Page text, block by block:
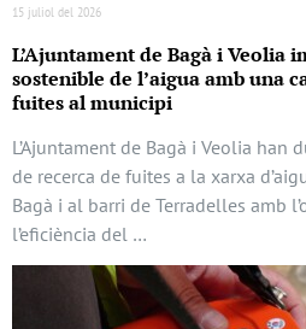
15 juliol del 2026
L’Ajuntament de Bagà i Veolia
sostenible de l’aigua amb una
fuites al municipi
L’Ajuntament de Bagà i Veolia han
de recerca de fuites a la xarxa
Bagà i al barri de Terradelles amb
l’eficiència del …